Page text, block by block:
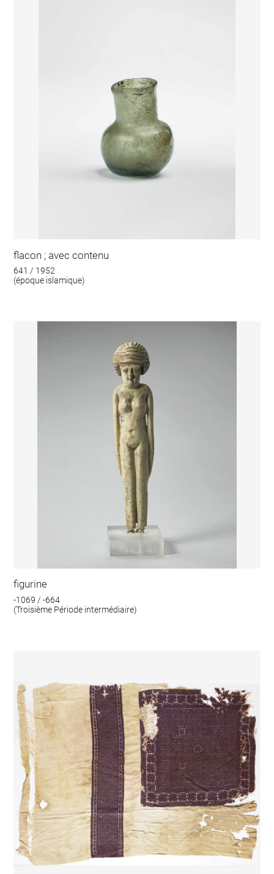
flacon ; avec contenu
641 / 1952
(époque islamique)
figurine
-1069 / -664
(Troisième Période intermédiaire)